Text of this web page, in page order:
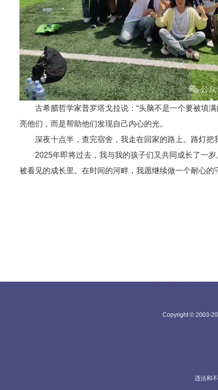
古希腊哲学家普罗塔戈拉说：“头脑不是一个要被填
亮他们，而是帮助他们发现自己内心的光。
深夜十点半，查完宿舍，我走在回家的路上。路灯
2025年即将过去，我与我的孩子们又共同成长了一
被看见的成长里。在时间的河畔，我愿继续做一个耐心
Copyright © 2003-
违法和